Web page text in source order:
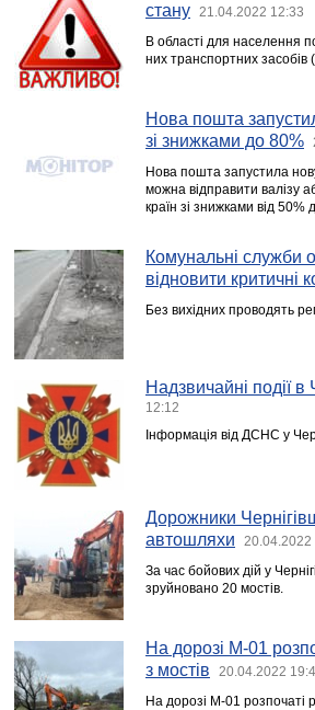
стану
21.04.2022 12:33
В області для населення
них транспортних засобів
Нова пошта
зі знижками до 80%
Нова пошта запустила
можна відправити валізу
країн зі знижками від 50%
Комунальні служби
відновити критичні
Без вихідних проводять
Надзвичайні події в
12:12
Інформація від ДСНС у
Дорожники
автошляхи
20.04.2022
За час бойових дій у
зруйновано 20 мостів.
На дорозі М-01
з мостів
20.04.2022
На дорозі М-01 розпочаті